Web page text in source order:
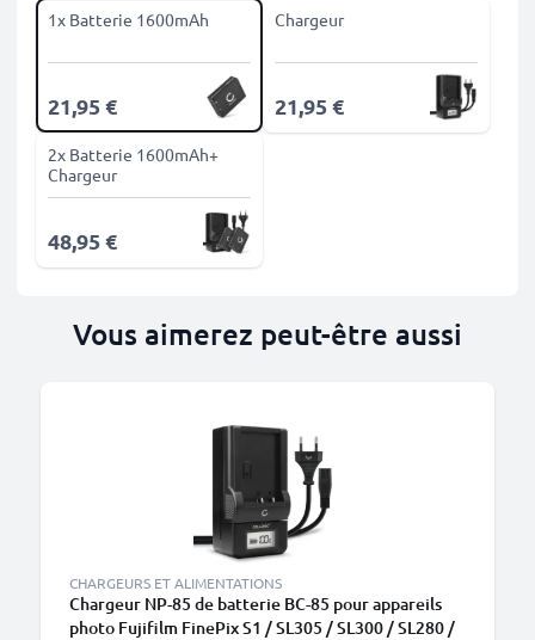
1x Batterie 1600mAh
21,95 €
Chargeur
21,95 €
2x Batterie 1600mAh+
Chargeur
48,95 €
Vous aimerez peut-être aussi
CHARGEURS ET ALIMENTATIONS
Chargeur NP-85 de batterie BC-85 pour appareils
photo Fujifilm FinePix S1 / SL305 / SL300 / SL280 /